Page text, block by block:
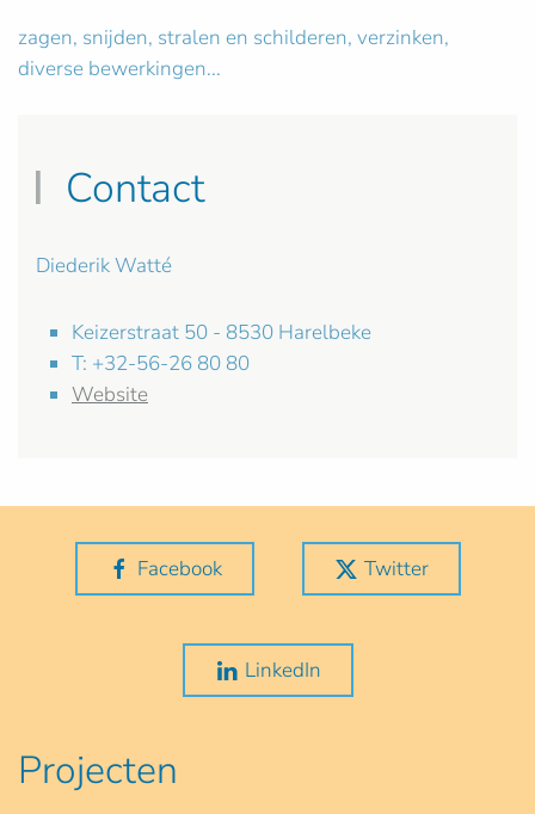
zagen, snijden, stralen en schilderen, verzinken,
diverse bewerkingen...
Contact
Diederik Watté
Keizerstraat 50 - 8530 Harelbeke
T: +32-56-26 80 80
Website
Facebook Twitter
LinkedIn
Projecten